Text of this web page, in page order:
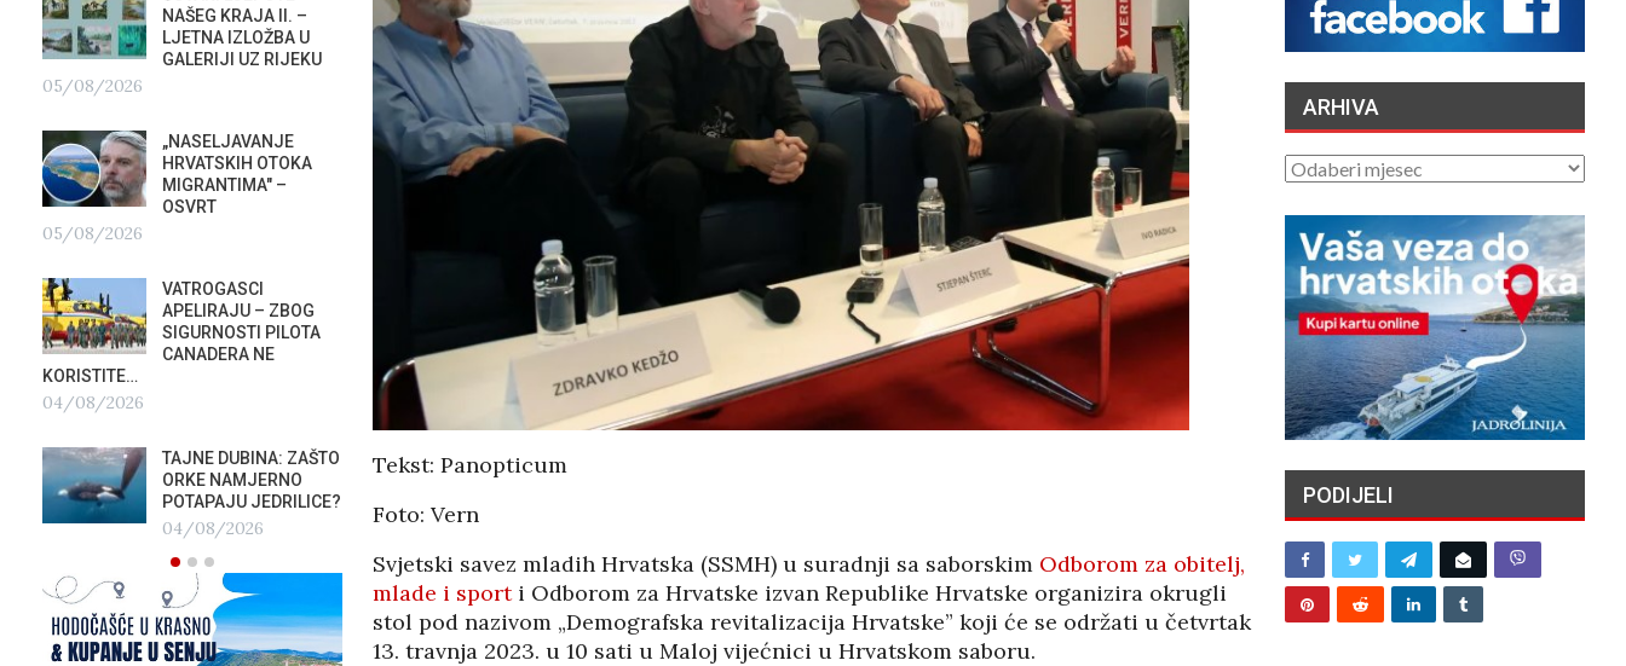
Tekst: Panopticum
Foto: Vern
Svjetski savez mladih Hrvatska (SSMH) u suradnji sa saborskim Odborom za obitelj,
mlade i sporti Odborom za Hrvatske izvan Republike Hrvatske organizira okrugli
stol pod nazivom „Demografska revitalizacija Hrvatske” koji će se održati u četvrtak
13. travnja 2023. u 10 sati u Maloj vijećnici u Hrvatskom saboru.
NAŠEG KRAJA II. –
LJETNA IZLOŽBA U
GALERIJI UZ RIJEKU
05/08/2026
„NASELJAVANJE
HRVATSKIH OTOKA
MIGRANTIMA″ –
OSVRT
05/08/2026
VATROGASCI
APELIRAJU – ZBOG
SIGURNOSTI PILOTA
CANADERA NE
KORISTITE…
04/08/2026
TAJNE DUBINA: ZAŠTO
ORKE NAMJERNO
POTAPAJU JEDRILICE?
04/08/2026
SU STVARNI VLASNICI
HOTELA COSTABELLA
U RIJECI?
02/08/2026
MOBILNI TURIZAM
SUBOTIČKU KASTU
KRASI MANJAK
DEMOKRATSKIH
VRIJEDNOSTI I
PLURALIZMA –…
01/08/2026
HRVATSKA POVIJEST
SRPSKE POLITIKE
IZLOŽBA MARGERITE
RAKIĆ
30/07/2026
HRVATSKA MEĐU
VODEĆIM ZEMLJAMA
AUDIOKNJIGA
TKO JE KANDIDAT ZA
PREDSJEDNIKA HOO?
29/07/2026
PETRINJA BOGATIJA
ZA OSAM
NAŠEG KRAJA II. –
LJETNA IZLOŽBA U
GALERIJI UZ RIJEKU
05/08/2026
„NASELJAVANJE
HRVATSKIH OTOKA
MIGRANTIMA″ –
OSVRT
05/08/2026
VATROGASCI
APELIRAJU – ZBOG
SIGURNOSTI PILOTA
KORISTITE…
04/08/2026
POTAPAJU JEDRILICE?
ARHIVA
ARHIVA
PODIJELI